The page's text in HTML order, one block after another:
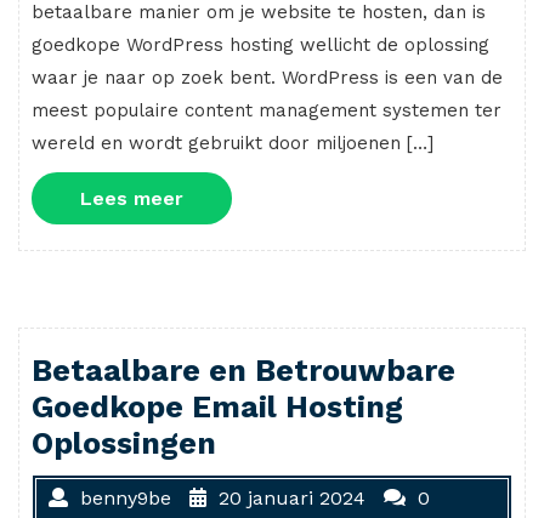
betaalbare manier om je website te hosten, dan is
goedkope WordPress hosting wellicht de oplossing
waar je naar op zoek bent. WordPress is een van de
meest populaire content management systemen ter
wereld en wordt gebruikt door miljoenen […]
Lees meerLees
meer
Betaalbare en Betrouwbare
Goedkope Email Hosting
Oplossingen
benny9be 20 januari 2024
0